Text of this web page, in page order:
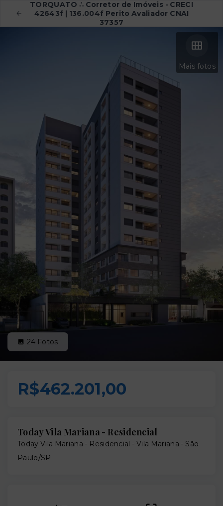
TORQUATO ∴ Corretor de Imóveis - CRECI
42643f | 136.004f Perito Avaliador CNAI
37357
Mais fotos
24 Fotos
R$462.201,00
Today Vila Mariana - Residencial
Today Vila Mariana - Residencial -Vila Mariana - São
Paulo/SP